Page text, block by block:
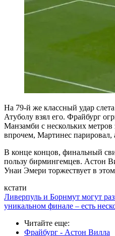
На 79-й же классный удар
Атуболу взял его. Фрайбург
Манзамби с нескольких метров
впрочем, Мартинес парировал,
В конце концов, финальный
пользу бирмингемцев. Астон
Унаи Эмери торжествует в
кстати
Ливерпуль и Борнмут могут
уникальном финале – есть
Читайте еще:
Фрайбург - Астон Вилла